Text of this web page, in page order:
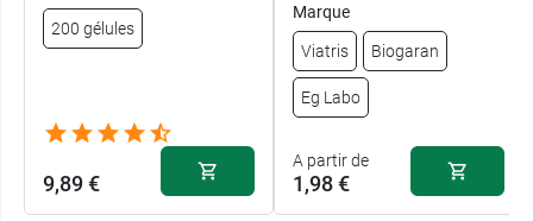
200 gélules
9,89 €
Marque
Viatris Biogaran
Eg Labo
A partir de
1,98 €